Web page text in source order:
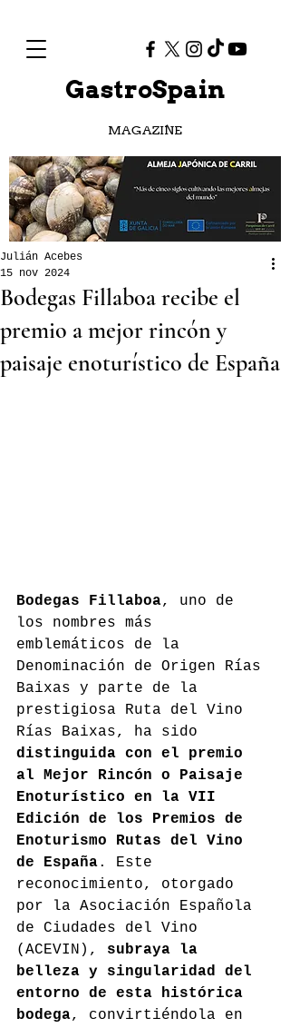
GastroSpain
MAGAZINE
Bodegas Fillaboa recibe el
premio a mejor rincón y
paisaje enoturístico de España
Julián Acebes
15 nov 2024
Bodegas Fillaboa, uno de
los nombres más
emblemáticos de la
Denominación de Origen Rías
Baixas y parte de la
prestigiosa Ruta del Vino
Rías Baixas, ha sido
distinguida con el premio
al Mejor Rincón o Paisaje
Enoturístico en la VII
Edición de los Premios de
Enoturismo Rutas del Vino
de España. Este
reconocimiento, otorgado
por la Asociación Española
de Ciudades del Vino
(ACEVIN), subraya la
belleza y singularidad del
entorno de esta histórica
bodega, convirtiéndola en